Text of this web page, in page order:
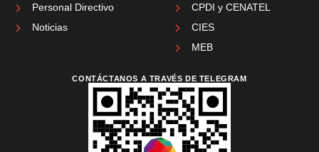
Personal Directivo
Noticias
CPDI y CENATEL
CIES
MEB
CONTÁCTANOS A TRAVÉS DE TELEGRAM